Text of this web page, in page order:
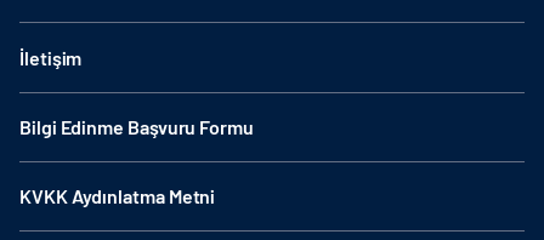
İletişim
Bilgi Edinme Başvuru Formu
KVKK Aydınlatma Metni